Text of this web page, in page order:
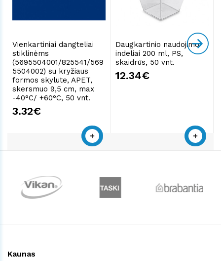
Vienkartiniai dangteliai
stiklinėms
(5695504001/825541/569
5504002) su kryžiaus
formos skylute, APET,
skersmuo 9,5 cm, max
-40°C/ +60°C, 50 vnt.
3.32€
Daugkartinio naudojimo
indeliai 200 ml, PS,
skaidrūs, 50 vnt.
12.34€
Kaunas